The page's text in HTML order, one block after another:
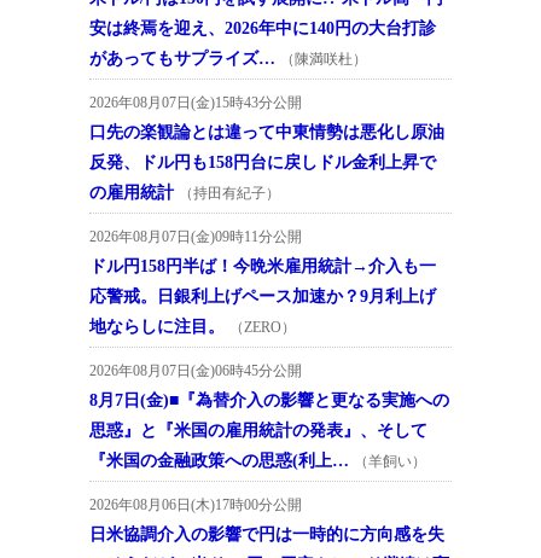
安は終焉を迎え、2026年中に140円の大台打診
があってもサプライズ…
（陳満咲杜）
2026年08月07日(金)15時43分公開
口先の楽観論とは違って中東情勢は悪化し原油
反発、ドル円も158円台に戻しドル金利上昇で
の雇用統計
（持田有紀子）
2026年08月07日(金)09時11分公開
ドル円158円半ば！今晩米雇用統計→介入も一
応警戒。日銀利上げペース加速か？9月利上げ
地ならしに注目。
（ZERO）
2026年08月07日(金)06時45分公開
8月7日(金)■『為替介入の影響と更なる実施への
思惑』と『米国の雇用統計の発表』、そして
『米国の金融政策への思惑(利上…
（羊飼い）
2026年08月06日(木)17時00分公開
日米協調介入の影響で円は一時的に方向感を失